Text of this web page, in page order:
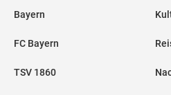
Bayern
FC Bayern
TSV 1860